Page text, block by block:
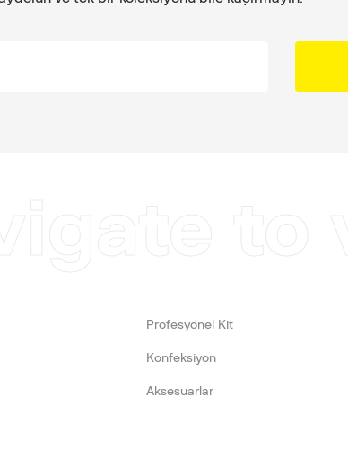
Profesyonel Kit
Konfeksiyon
Aksesuarlar